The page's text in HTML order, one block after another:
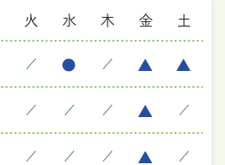
火 水 木 金 土
／ ／
／ ／ ／ ／
／ ／ ／ ／